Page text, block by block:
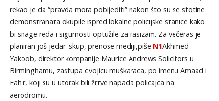
Police who restored order
and discipline.
pic.twitter.com/dikVX8VmTP
— Benonwine
rekao je da “pravda mora pobijediti” nakon što su se stotine
demonstranata okupile ispred lokalne policijske stanice kako
bi snage reda i sigurnosti optužile za rasizam. Za večeras je
planiran još jedan skup, prenose mediji,piše N1Akhmed
Yakoob, direktor kompanije Maurice Andrews Solicitors u
Birminghamu, zastupa dvojicu muškaraca, po imenu Amaad i
Fahir, koji su u utorak bili žrtve napada policajca na
aerodromu.